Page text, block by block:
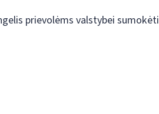
prievolėms valstybei sumokėti